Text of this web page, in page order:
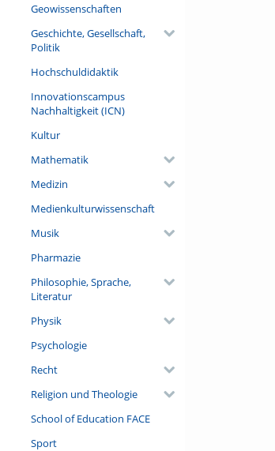
Geowissenschaften
Geschichte, Gesellschaft,
Politik
Hochschuldidaktik
Innovationscampus
Nachhaltigkeit (ICN)
Kultur
Mathematik
Medizin
Medienkulturwissenschaft
Musik
Pharmazie
Philosophie, Sprache,
Literatur
Physik
Psychologie
Recht
Religion und Theologie
School of Education FACE
Sport